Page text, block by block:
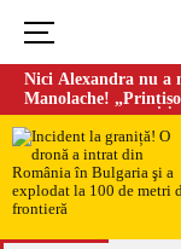
Nici Alexandra nu a
Manolache!
doi ani de căsnicie